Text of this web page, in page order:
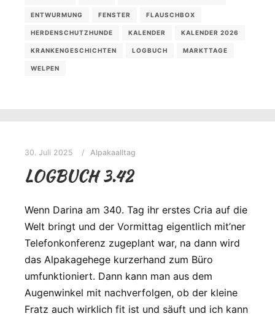
ENTWURMUNG FENSTER FLAUSCHBOX
HERDENSCHUTZHUNDE KALENDER KALENDER 2026
KRANKENGESCHICHTEN LOGBUCH MARKTTAGE
WELPEN
30. Juli 2025 Alpakaalltag
LOGBUCH 3.42
Wenn Darina am 340. Tag ihr erstes Cria auf die
Welt bringt und der Vormittag eigentlich mit’ner
Telefonkonferenz zugeplant war, na dann wird
das Alpakagehege kurzerhand zum Büro
umfunktioniert. Dann kann man aus dem
Augenwinkel mit nachverfolgen, ob der kleine
Fratz auch wirklich fit ist und säuft und ich kann